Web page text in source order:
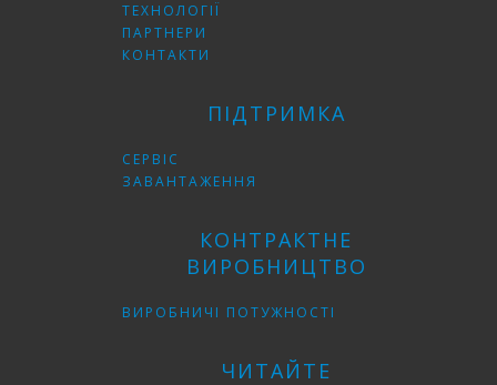
ТЕХНОЛОГІЇ
ПАРТНЕРИ
КОНТАКТИ
ПІДТРИМКА
СЕРВІС
ЗАВАНТАЖЕННЯ
КОНТРАКТНЕ
ВИРОБНИЦТВО
ВИРОБНИЧІ ПОТУЖНОСТІ
ЧИТАЙТЕ